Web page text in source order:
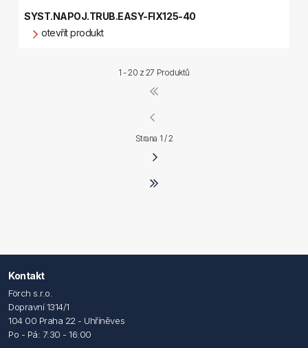
SYST.NAPOJ.TRUB.EASY-FIX125-40
otevřít produkt
1 - 20 z27 Produktů
Strana 1 / 2
Kontakt
Förch s.r.o.
Dopravní 1314/1
104 00 Praha 22 - Uhříněves
Po - Pá: 7:30 - 16:00